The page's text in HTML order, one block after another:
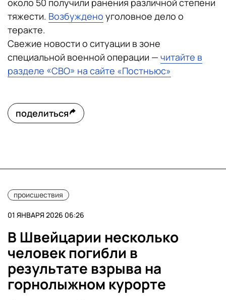
около 50 получили ранения различной степени
тяжести. Возбуждено уголовное дело о
теракте.
Свежие новости о ситуации в зоне
специальной военной операции — читайте в
разделе «СВО» на сайте «Постньюс»
поделиться
происшествия
01 ЯНВАРЯ 2026 06:26
В Швейцарии несколько
человек погибли в
результате взрыва на
горнолыжном курорте